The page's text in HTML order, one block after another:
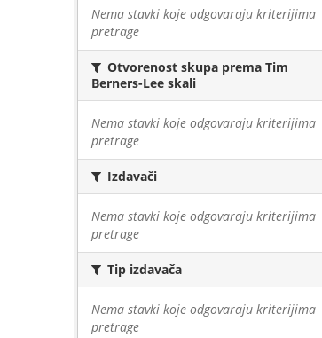
Nema stavki koje odgovaraju kriterijima
pretrage
Otvorenost skupa prema Tim
Berners-Lee skali
Nema stavki koje odgovaraju kriterijima
pretrage
Izdavači
Nema stavki koje odgovaraju kriterijima
pretrage
Tip izdavača
Nema stavki koje odgovaraju kriterijima
pretrage